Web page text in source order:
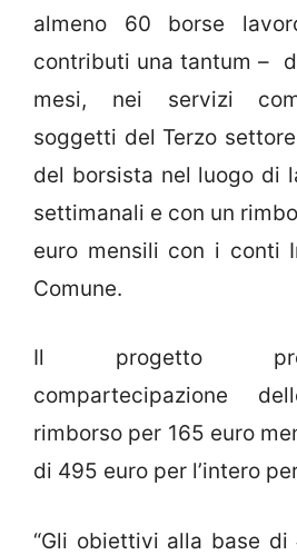
almeno 60 borse
contributi una tantum –
mesi, nei servizi
soggetti del Terzo
del borsista nel luogo di
settimanali e con un
euro mensili con i conti
Comune.
Il progetto
compartecipazione
rimborso per 165 euro
di 495 euro per l’intero
“Gli obiettivi alla base di